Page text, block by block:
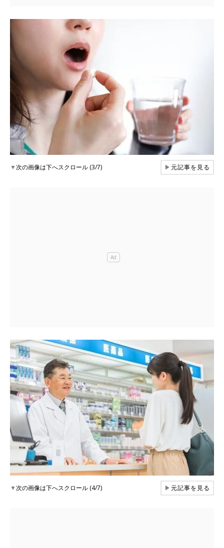
▼次の画像は下へスクロール (3/7) ▶元記事を見る
▼次の画像は下へスクロール (4/7) ▶元記事を見る